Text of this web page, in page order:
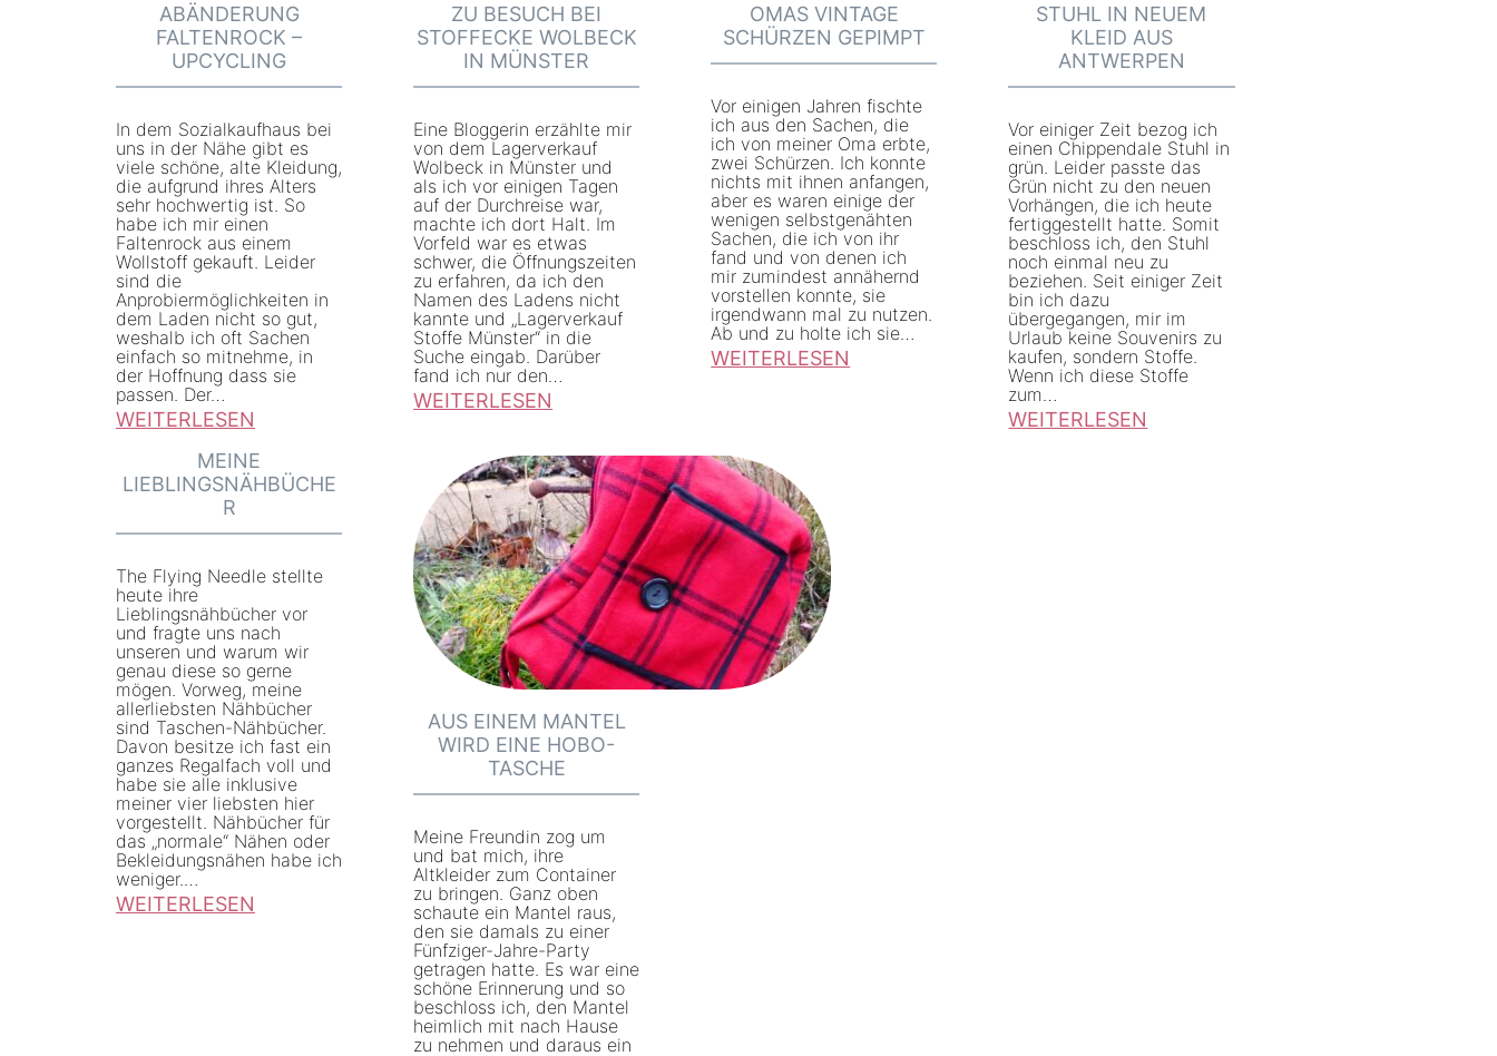
t
f
f
e
k
a
u
f
e
n
2
0
1
–
S
t
o
f
f
d
i
n
d
S
e
H
a
n
d
-
S
t
o
f
e
p
a
u
s
t
u
n
d
t
S
e
c
n
d
-
-
H
a
n
d
-
R
o
c
k
e
n
ABÄNDERUNG
FALTENROCK –
UPCYCLING
In dem Sozialkaufhaus bei
uns in der Nähe gibt es
viele schöne, alte Kleidung,
die aufgrund ihres Alters
sehr hochwertig ist. So
habe ich mir einen
Faltenrock aus einem
Wollstoff gekauft. Leider
sind die
Anprobiermöglichkeiten in
dem Laden nicht so gut,
weshalb ich oft Sachen
einfach so mitnehme, in
der Hoffnung dass sie
passen. Der…
WEITERLESEN
A
ä
n
d
e
r
u
n
g
F
a
l
t
e
ZU BESUCH BEI
STOFFECKE WOLBECK
IN MÜNSTER
Eine Bloggerin erzählte mir
von dem Lagerverkauf
Wolbeck in Münster und
als ich vor einigen Tagen
auf der Durchreise war,
machte ich dort Halt. Im
Vorfeld war es etwas
schwer, die Öffnungszeiten
zu erfahren, da ich den
Namen des Ladens nicht
kannte und „Lagerverkauf
Stoffe Münster“ in die
Suche eingab. Darüber
fand ich nur den…
WEITERLESEN
B
e
s
u
t
o
f
f
e
c
k
OMAS VINTAGE
SCHÜRZEN GEPIMPT
Vor einigen Jahren fischte
ich aus den Sachen, die
ich von meiner Oma erbte,
zwei Schürzen. Ich konnte
nichts mit ihnen anfangen,
aber es waren einige der
wenigen selbstgenähten
Sachen, die ich von ihr
fand und von denen ich
mir zumindest annähernd
vorstellen konnte, sie
irgendwann mal zu nutzen.
Ab und zu holte ich sie…
WEITERLESEN
m
a
s
V
n
t
a
STUHL IN NEUEM
KLEID AUS
ANTWERPEN
Vor einiger Zeit bezog ich
einen Chippendale Stuhl in
grün. Leider passte das
Grün nicht zu den neuen
Vorhängen, die ich heute
fertiggestellt hatte. Somit
beschloss ich, den Stuhl
noch einmal neu zu
beziehen. Seit einiger Zeit
bin ich dazu
übergegangen, mir im
Urlaub keine Souvenirs zu
kaufen, sondern Stoffe.
Wenn ich diese Stoffe
zum…
WEITERLESEN
MEINE
LIEBLINGSNÄHBÜCHE
R
The Flying Needle stellte
heute ihre
Lieblingsnähbücher vor
und fragte uns nach
unseren und warum wir
genau diese so gerne
mögen. Vorweg, meine
allerliebsten Nähbücher
sind Taschen-Nähbücher.
Davon besitze ich fast ein
ganzes Regalfach voll und
habe sie alle inklusive
meiner vier liebsten hier
vorgestellt. Nähbücher für
das „normale“ Nähen oder
Bekleidungsnähen habe ich
weniger.…
WEITERLESEN
AUS EINEM MANTEL
WIRD EINE HOBO-
TASCHE
Meine Freundin zog um
und bat mich, ihre
Altkleider zum Container
zu bringen. Ganz oben
schaute ein Mantel raus,
den sie damals zu einer
Fünfziger-Jahre-Party
getragen hatte. Es war eine
schöne Erinnerung und so
beschloss ich, den Mantel
heimlich mit nach Hause
zu nehmen und daraus ein